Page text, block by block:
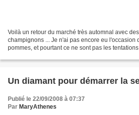
Voilà un retour du marché très automnal avec
champignons ... Je n'ai pas encore eu l'occasion
pommes, et pourtant ce ne sont pas les
Un diamant pour démarrer la
Publié le 22/09/2008 à 07:37
Par MaryAthenes